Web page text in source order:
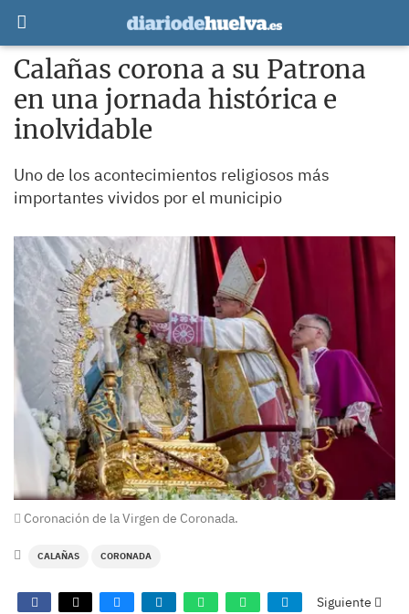
Calañas corona a su Patrona
en una jornada histórica e
inolvidable
Uno de los acontecimientos religiosos más
importantes vividos por el municipio
Coronación de la Virgen de Coronada.
CALAÑAS CORONADA
Siguiente